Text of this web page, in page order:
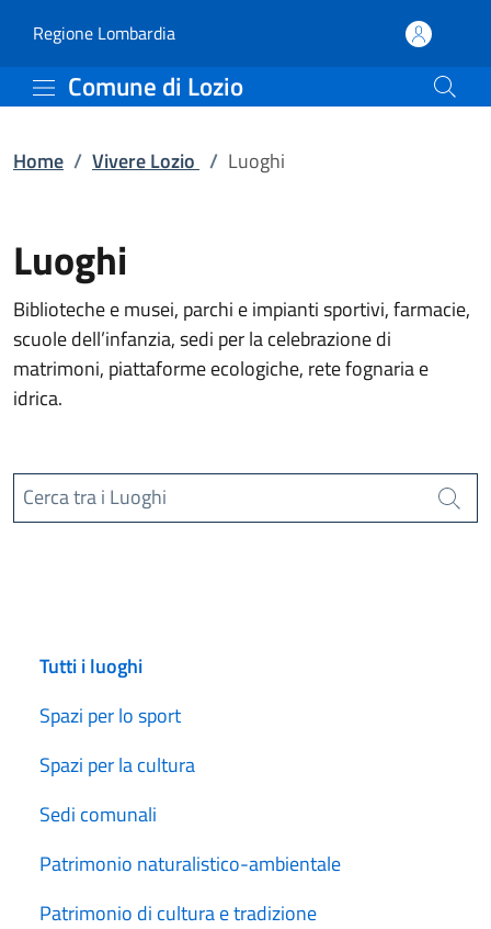
Luoghi | Comune di
Regione Lombardia(apre in un'altra scheda).
Comune di Lozio
Home / Vivere Lozio / Luoghi
Luoghi
Biblioteche e musei, parchi e impianti sportivi, farmacie,
scuole dell’infanzia, sedi per la celebrazione di
matrimoni, piattaforme ecologiche, rete fognaria e
idrica.
Cerca tra i Luoghi
Cerca
Tutti i luoghi
Spazi per lo sport
Spazi per la cultura
Sedi comunali
Patrimonio naturalistico-ambientale
Patrimonio di cultura e tradizione